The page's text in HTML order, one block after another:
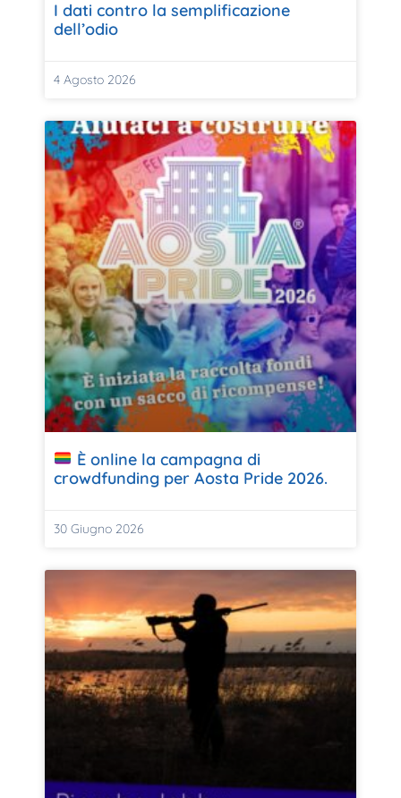
I dati contro la semplificazione
dell’odio
4 Agosto 2026
È online la campagna di
crowdfunding per Aosta Pride 2026.
30 Giugno 2026